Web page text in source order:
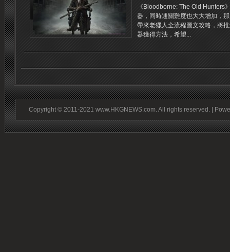
《Bloodborne: The Old Hunters
器，同時通關難度也大大增加，
帶來老獵人全流程圖文攻略，將
器獲得方法，希望...
Copyright © 2011-2021 www.HKGNEWS.com. All rights reserved. |